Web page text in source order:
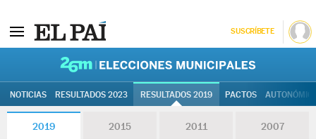
SUSCRÍBETE
NOTICIAS RESULTADOS 2023 RESULTADOS 2019 PACTOS
2019 2015 2011 2007